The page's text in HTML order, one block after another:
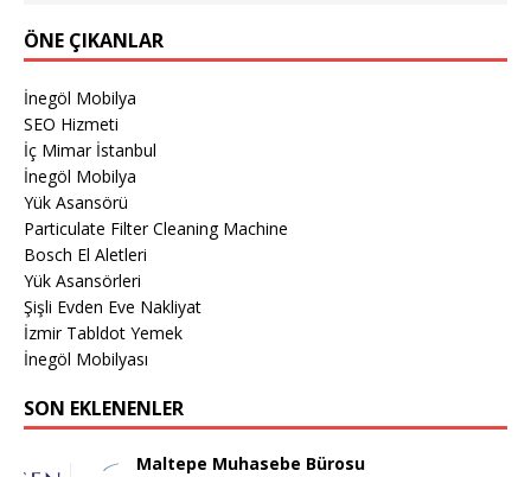
ÖNE ÇIKANLAR
İnegöl Mobilya
SEO Hizmeti
İç Mimar İstanbul
İnegöl Mobilya
Yük Asansörü
Particulate Filter Cleaning Machine
Bosch El Aletleri
Yük Asansörleri
Şişli Evden Eve Nakliyat
İzmir Tabldot Yemek
İnegöl Mobilyası
SON EKLENENLER
Maltepe Muhasebe Bürosu